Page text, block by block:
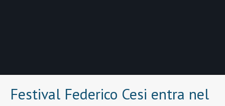
Festival Federico Cesi entra nel